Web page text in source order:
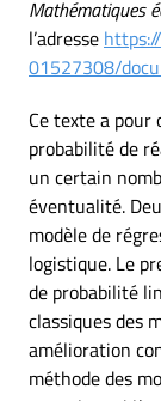
Mathématiques
l’adresse
01527308/
Ce texte a pour
probabilité de
un certain
éventualité.
modèle de
logistique. Le
de probabilité
classiques des
amélioration
méthode des